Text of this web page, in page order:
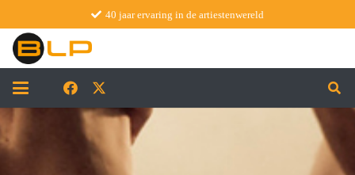
40 jaar ervaring in de artiestenwereld